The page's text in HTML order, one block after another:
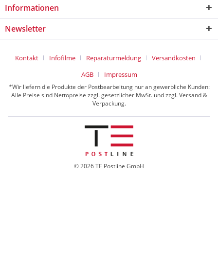
Informationen
Newsletter
Kontakt Infofilme Reparaturmeldung
Versandkosten
AGB
Impressum
*Wir liefern die Produkte der Postbearbeitung nur an gewerbliche Kunden:
Alle Preise sind Nettopreise zzgl. gesetzlicher MwSt. und zzgl. Versand &
Verpackung.
© 2026 TE Postline GmbH